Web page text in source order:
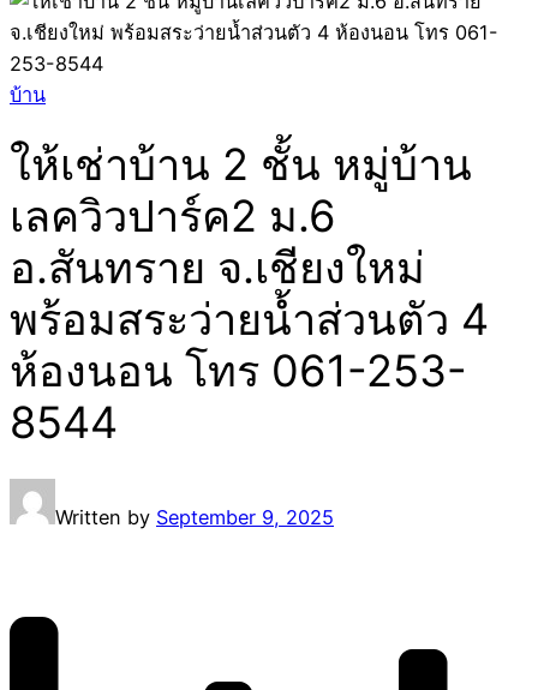
บ้าน
ให้เช่าบ้าน 2 ชั้น หมู่บ้าน
เลควิวปาร์ค2 ม.6
อ.สันทราย จ.เชียงใหม่
พร้อมสระว่ายน้ำส่วนตัว 4
ห้องนอน โทร 061-253-
8544
Written by September 9, 2025